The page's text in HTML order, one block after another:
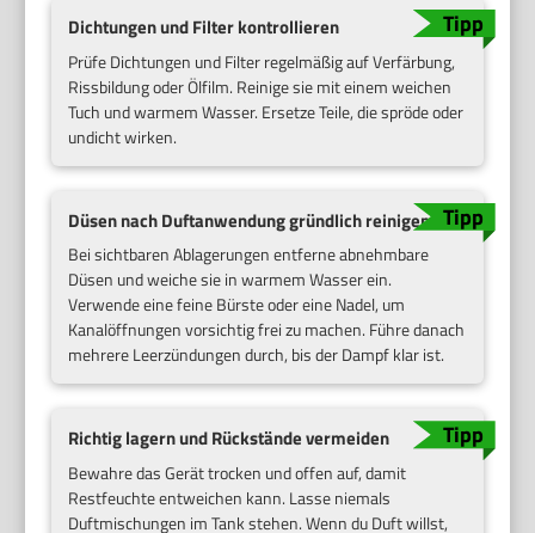
Dichtungen und Filter kontrollieren
Prüfe Dichtungen und Filter regelmäßig auf Verfärbung,
Rissbildung oder Ölfilm. Reinige sie mit einem weichen
Tuch und warmem Wasser. Ersetze Teile, die spröde oder
undicht wirken.
Düsen nach Duftanwendung gründlich reinigen
Bei sichtbaren Ablagerungen entferne abnehmbare
Düsen und weiche sie in warmem Wasser ein.
Verwende eine feine Bürste oder eine Nadel, um
Kanalöffnungen vorsichtig frei zu machen. Führe danach
mehrere Leerzündungen durch, bis der Dampf klar ist.
Richtig lagern und Rückstände vermeiden
Bewahre das Gerät trocken und offen auf, damit
Restfeuchte entweichen kann. Lasse niemals
Duftmischungen im Tank stehen. Wenn du Duft willst,